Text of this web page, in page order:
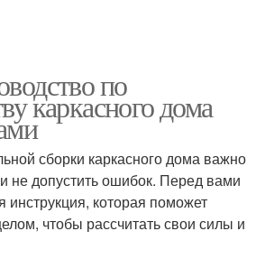
по
каркасного дома
сборки каркасного дома важно
и не допустить ошибок. Перед вами
инструкция, которая поможет
чтобы рассчитать свои силы и